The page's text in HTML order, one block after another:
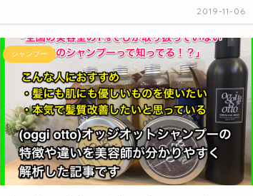
2019-11-06
シャンプー